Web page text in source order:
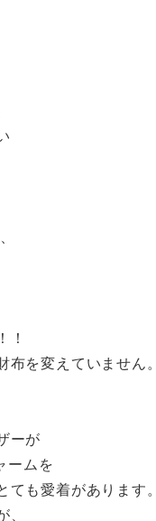
！
を変えていません。
ーが
ームを
も愛着があります。
、